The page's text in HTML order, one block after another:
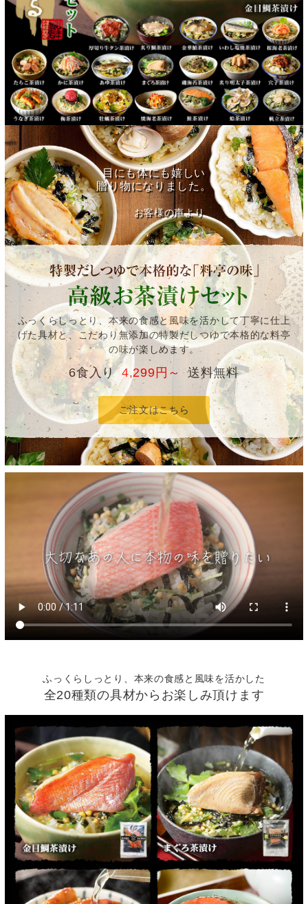
目にも体にも嬉しい
贈り物になりました。
お客様の声より
ふっくらしっとり、本来の食感と風味を活かして丁寧に仕上
げた具材と、こだわり無添加の特製だしつゆで本格的な料亭
の味が楽しめます。
6食入り 4,299円～ 送料無料
ご注文はこちら
ふっくらしっとり、本来の食感と風味を活かした
全20種類の具材からお楽しみ頂けます